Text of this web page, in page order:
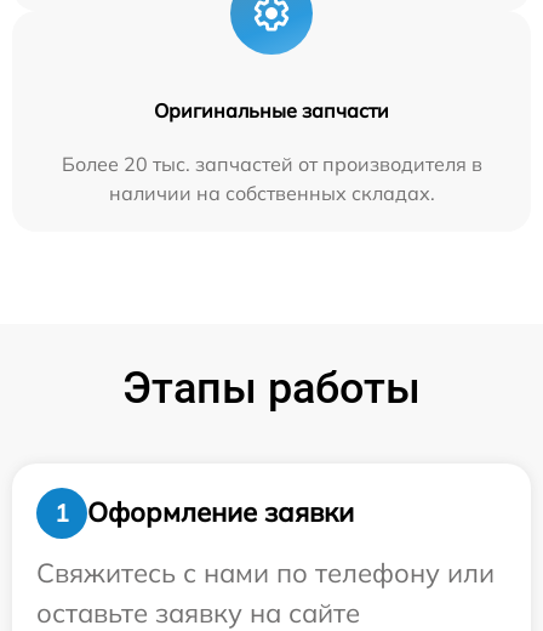
Оригинальные запчасти
Более 20 тыс. запчастей от производителя в
наличии на собственных складах.
Этапы работы
1
Оформление заявки
Свяжитесь с нами по телефону или
оставьте заявку на сайте